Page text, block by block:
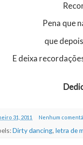
Pena que
que
E deixa
31, 2011 Nenhum
Dirty dancing, letra de